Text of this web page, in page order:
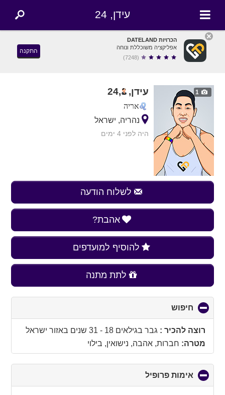
עידן, 24
הכרויות DATELAND
אפליקציה משוכללת ונוחה
(7248)
התקנה
1 עידן, ,
24
אריה
נהריה, ישראל
היה לפני 4 ימים
לשלוח הודעה
אהבת?
להוסיף למועדפים
לתת מתנה
חיפוש
to
collapseרוצה להכיר : גבר בגילאים 18 - 31 שנים באזור ישראל
מטרה: חברות, אהבה, נישואין, בילוי
אימות פרופיל
to